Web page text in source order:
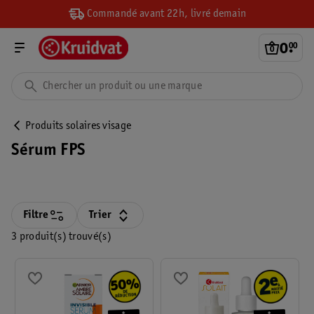
Commandé avant 22h, livré demain
0.
00
Produits solaires visage
Sérum FPS
3 produit(s) trouvé(s)
Filtre Trier